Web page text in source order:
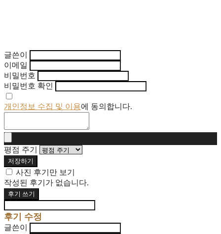
글쓴이
이메일
비밀번호
비밀번호 확인
개인정보 수집 및 이용에 동의합니다.
평점 주기
저장하기
사진 후기만 보기
작성된 후기가 없습니다.
후기 쓰기
후기 수정
글쓴이